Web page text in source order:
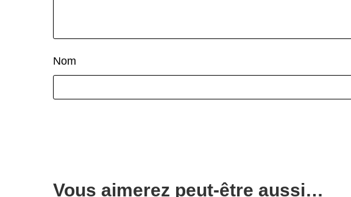
Nom
Vous aimerez peut-être aussi…